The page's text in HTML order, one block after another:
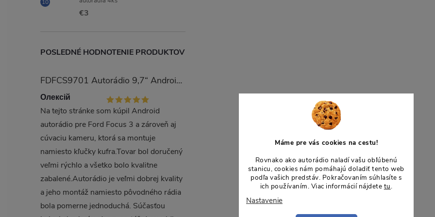
Máme pre vás cookies na cestu!
Rovnako ako autorádio naladí vašu obľúbenú
stanicu, cookies nám pomáhajú doladiť tento web
podľa vašich predstáv. Pokračovaním súhlasíte s
ich používaním. Viac informácií nájdete tu.
Nastavenie
€3
POSLEDNÉ HODNOTENIE PRODUKTOV
FDFCS9701 Autorádio 9,7“ Android pre Ford Focus 3
Олексій
Na tejto stránke som kúpil Android
autorádio pre Ford Focus 3 a zároveň aj
cúvaciu kameru, ktorá sa montuje
namiesto kľučky kufra.Tovar bol doručený
veľmi rýchlo a všetko bolo kvalitne
zabalené.Autorádio je veľmi dobrej kvality
a jeho montáž namiesto pôvodného rádia
bola pomerne jednoduchá. Súčasťou